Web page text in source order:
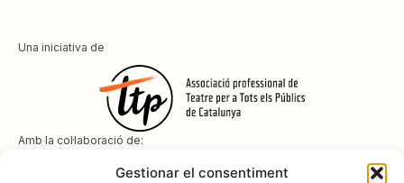
Gestionar el consentiment
Una iniciativa de
Amb la col·laboració de: